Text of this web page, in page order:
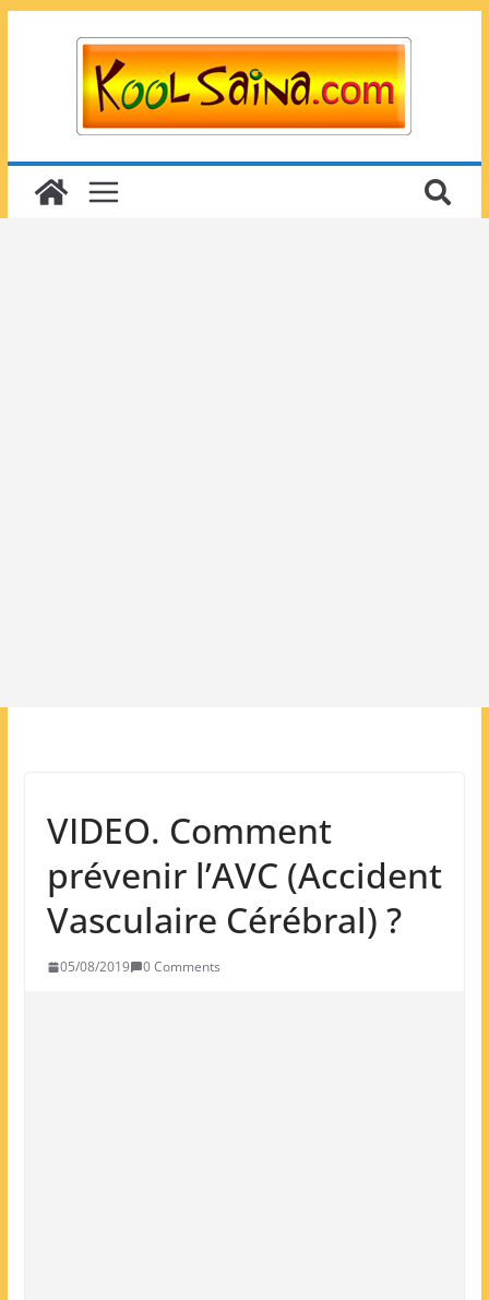
VIDEO. Comment
prévenir l’AVC (Accident
Vasculaire Cérébral) ?
05/08/2019 0 Comments